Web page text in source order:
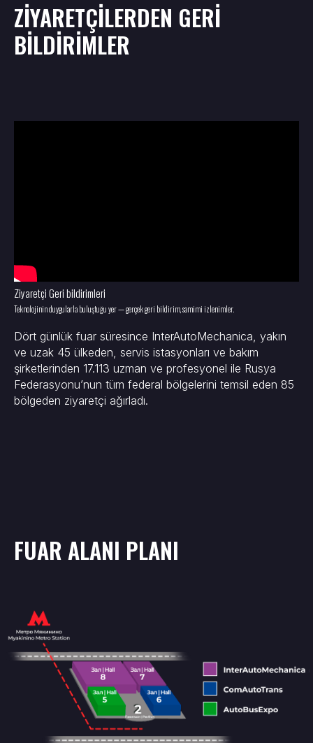
ZİYARETÇİLERDEN GERİ
BİLDİRİMLER
Ziyaretçi Geri bildirimleri
Teknolojinin duygularla buluştuğu yer — gerçek geri bildirim, samimi izlenimler.
Dört günlük fuar süresince InterAutoMechanica, yakın
ve uzak 45 ülkeden, servis istasyonları ve bakım
şirketlerinden 17.113 uzman ve profesyonel ile Rusya
Federasyonu’nun tüm federal bölgelerini temsil eden 85
bölgeden ziyaretçi ağırladı.
FUAR ALANI PLANI